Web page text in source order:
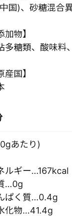
国)、砂糖混合
加物】
多糖類、酸味料
産国】
あたり)
ルギー…167kcal
…0g
ぱく質…0.4g
化物…41.4g